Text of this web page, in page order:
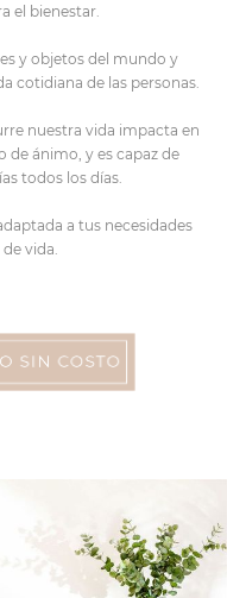
el bienestar.
y objetos del mundo y
cotidiana de las personas.
nuestra vida impacta en
de ánimo, y es capaz de
todos los días.
a tus necesidades
vida.